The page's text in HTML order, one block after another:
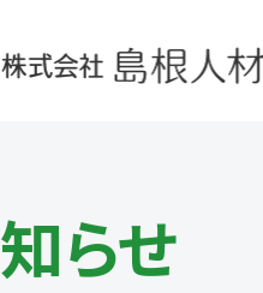
らせ